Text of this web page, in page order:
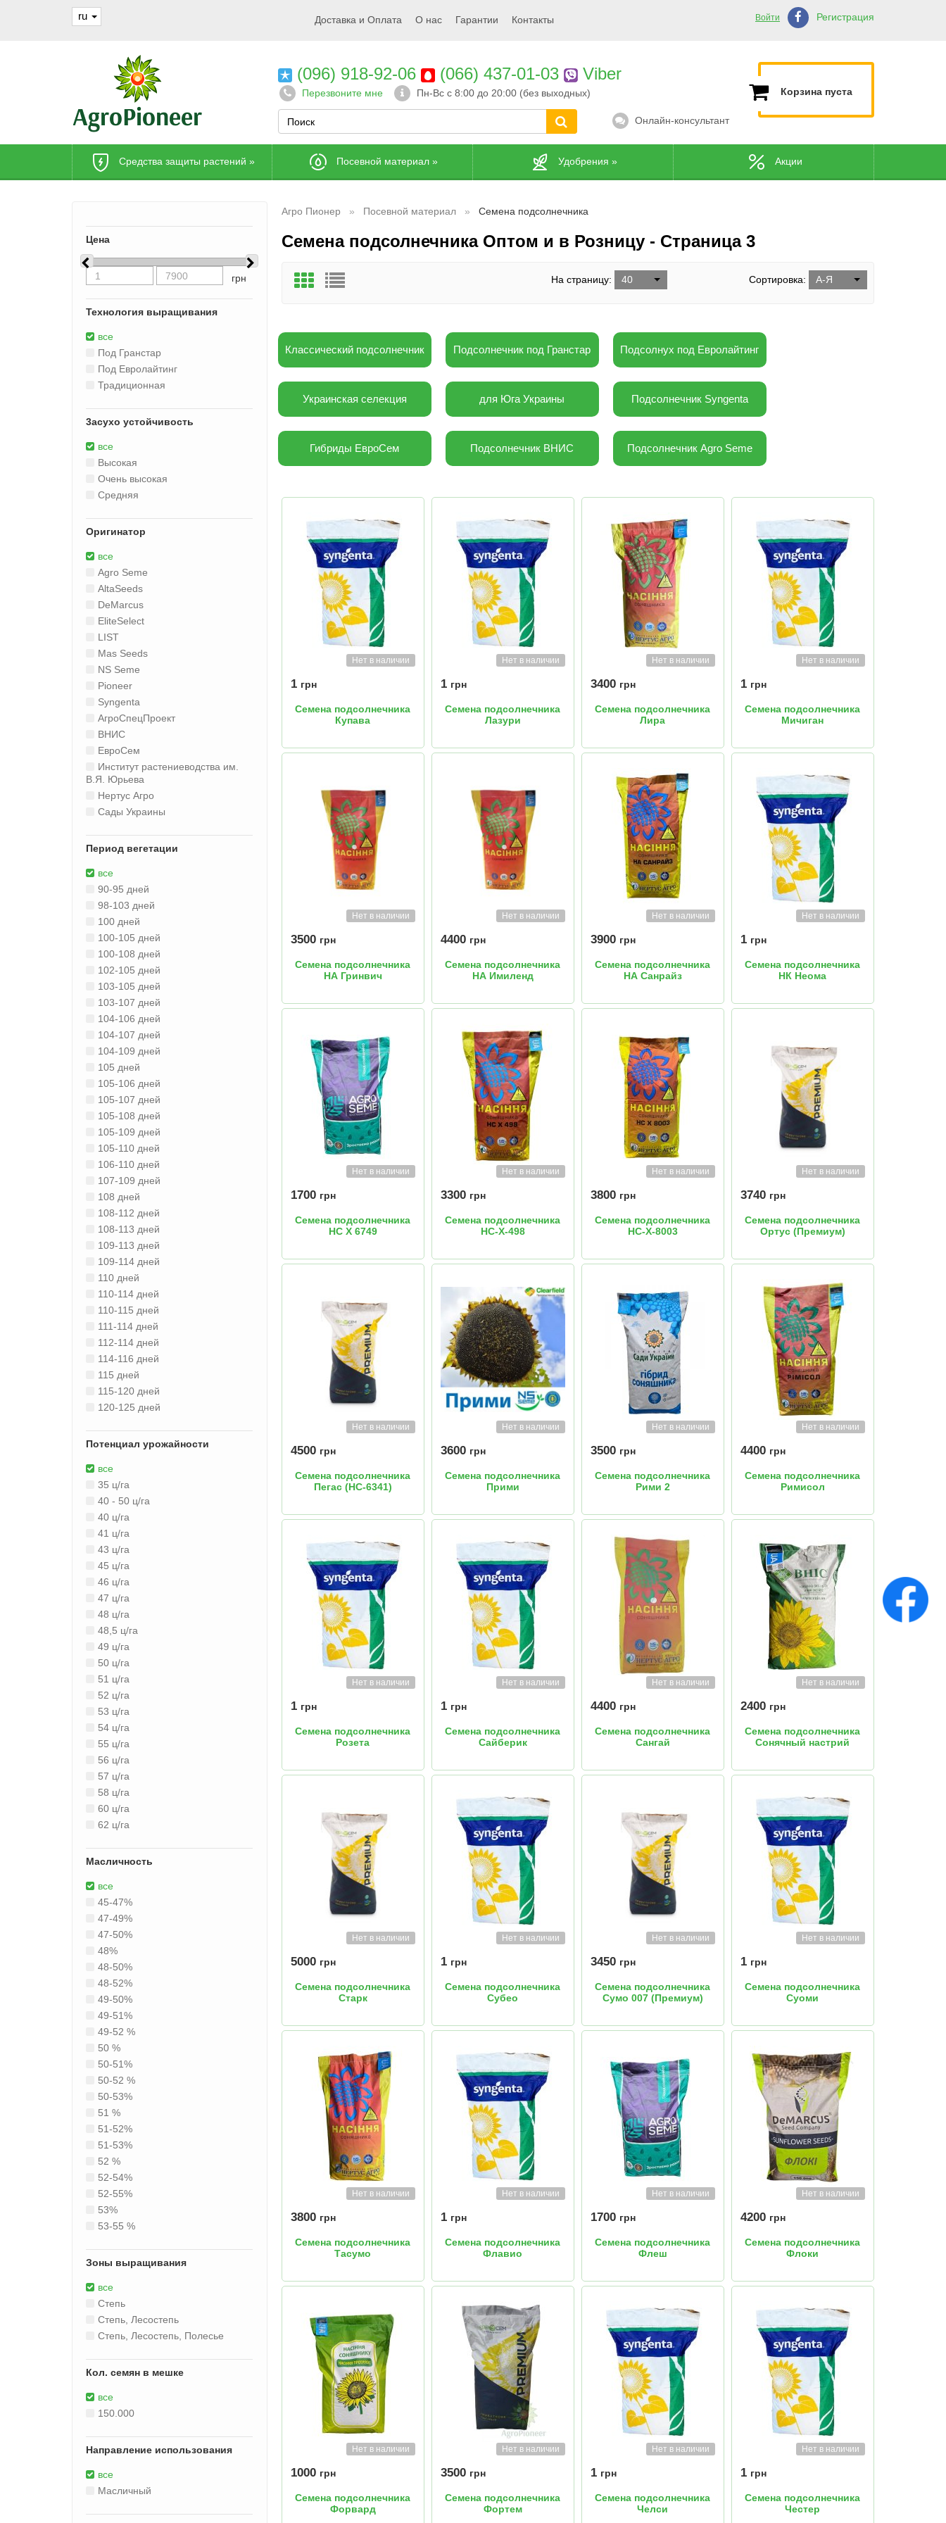
ru Войти Регистрация
Доставка и Оплата О нас Гарантии Контакты
(096) 918-92-06 (066) 437-01-03 Viber
Перезвоните мне Пн-Вс с 8:00 до 20:00 (без выходных)
Онлайн-консультант
Корзина пуста
Средства защиты растений » Посевной материал » Удобрения » Акции
Агро Пионер Посевной материал Семена подсолнечника
Семена подсолнечника Оптом и в Розницу - Страница 3
На страницу: 40 Сортировка: А-Я
Классический подсолнечник Подсолнечник под Гранстар Подсолнух под Евролайтинг
Украинская селекция для Юга Украины Подсолнечник Syngenta
Гибриды ЕвроСем Подсолнечник ВНИС Подсолнечник Agro Seme
Нет в наличии
1 грн
Семена подсолнечника
Купава
Нет в наличии
1 грн
Семена подсолнечника
Лазури
Нет в наличии
3400 грн
Семена подсолнечника
Лира
Нет в наличии
1 грн
Семена подсолнечника
Мичиган
Нет в наличии
3500 грн
Семена подсолнечника
НА Гринвич
Нет в наличии
4400 грн
Семена подсолнечника
НА Имиленд
Нет в наличии
3900 грн
Семена подсолнечника
НА Санрайз
Нет в наличии
1 грн
Семена подсолнечника
НК Неома
Нет в наличии
1700 грн
Семена подсолнечника
НС Х 6749
Нет в наличии
3300 грн
Семена подсолнечника
НС-Х-498
Нет в наличии
3800 грн
Семена подсолнечника
НС-Х-8003
Нет в наличии
3740 грн
Семена подсолнечника
Ортус (Премиум)
Нет в наличии
4500 грн
Семена подсолнечника
Пегас (НС-6341)
Нет в наличии
3600 грн
Семена подсолнечника
Прими
Нет в наличии
3500 грн
Семена подсолнечника
Рими 2
Нет в наличии
4400 грн
Семена подсолнечника
Римисол
Нет в наличии
1 грн
Семена подсолнечника
Розета
Нет в наличии
1 грн
Семена подсолнечника
Сайберик
Нет в наличии
4400 грн
Семена подсолнечника
Сангай
Нет в наличии
2400 грн
Семена подсолнечника
Сонячный настрий
Нет в наличии
5000 грн
Семена подсолнечника
Старк
Нет в наличии
1 грн
Семена подсолнечника
Субео
Нет в наличии
3450 грн
Семена подсолнечника
Сумо 007 (Премиум)
Нет в наличии
1 грн
Семена подсолнечника
Суоми
Нет в наличии
3800 грн
Семена подсолнечника
Тасумо
Нет в наличии
1 грн
Семена подсолнечника
Флавио
Нет в наличии
1700 грн
Семена подсолнечника
Флеш
Нет в наличии
4200 грн
Семена подсолнечника
Флоки
Нет в наличии
1000 грн
Семена подсолнечника
Форвард
Нет в наличии
3500 грн
Семена подсолнечника
Фортем
Нет в наличии
1 грн
Семена подсолнечника
Челси
Нет в наличии
1 грн
Семена подсолнечника
Честер
Цена
грн
Технология выращивания
все
Под Гранстар
Под Евролайтинг
Традиционная
3acуxo уcтoйчивocть
все
Высокая
Очень высокая
Средняя
Оригинатор
все
Agro Seme
AltaSeeds
DeMarcus
EliteSelect
LIST
Mas Seeds
NS Seme
Pioneer
Syngenta
АгроСпецПроект
ВНИС
ЕвроСем
Институт растениеводства им.
В.Я. Юрьева
Нертус Агро
Сады Украины
Период вегетации
все
90-95 дней
98-103 дней
100 дней
100-105 дней
100-108 дней
102-105 дней
103-105 дней
103-107 дней
104-106 дней
104-107 дней
104-109 дней
105 дней
105-106 дней
105-107 дней
105-108 дней
105-109 дней
105-110 дней
106-110 дней
107-109 дней
108 дней
108-112 дней
108-113 дней
109-113 дней
109-114 дней
110 дней
110-114 дней
110-115 дней
111-114 дней
112-114 дней
114-116 дней
115 дней
115-120 дней
120-125 дней
Потенциал урожайности
все
35 ц/га
40 - 50 ц/га
40 ц/га
41 ц/га
43 ц/га
45 ц/га
46 ц/га
47 ц/га
48 ц/га
48,5 ц/га
49 ц/га
50 ц/га
51 ц/га
52 ц/га
53 ц/га
54 ц/га
55 ц/га
56 ц/га
57 ц/га
58 ц/га
60 ц/га
62 ц/га
Масличность
все
45-47%
47-49%
47-50%
48%
48-50%
48-52%
49-50%
49-51%
49-52 %
50 %
50-51%
50-52 %
50-53%
51 %
51-52%
51-53%
52 %
52-54%
52-55%
53%
53-55 %
Зоны выращивания
все
Степь
Степь, Лесостепь
Степь, Лесостепь, Полесье
Кол. семян в мешке
все
150.000
Направление использования
все
Масличный